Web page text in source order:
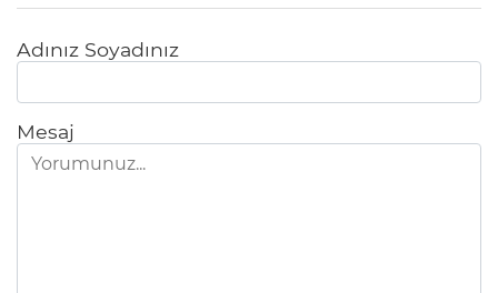
Leyla Sabah'ın tuvalinden - 42
Adınız Soyadınız
Mesaj